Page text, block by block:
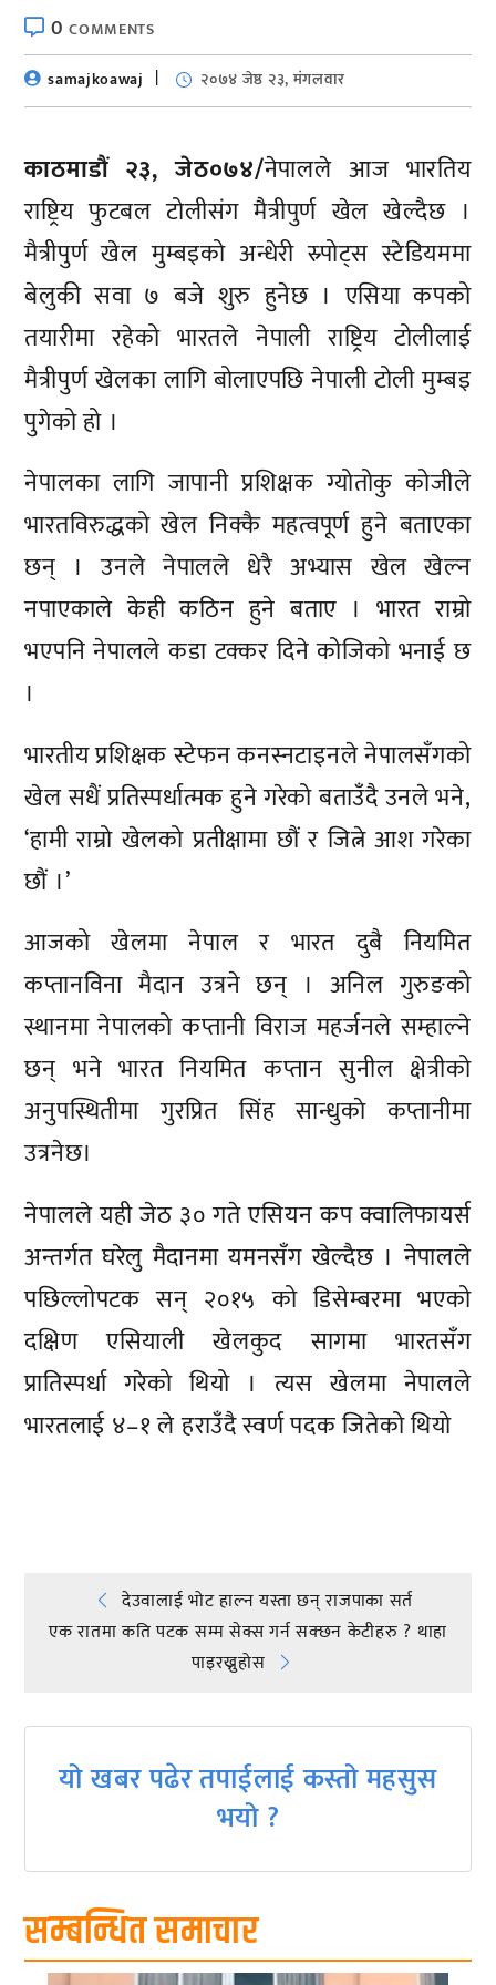
0COMMENTS
samajkoawaj
२०७४ जेष्ठ २३, मंगलवार
काठमाडौं २३, जेठ०७४/नेपालले आज भारतिय
राष्ट्रिय फुटबल टोलीसंग मैत्रीपुर्ण खेल खेल्दैछ ।
मैत्रीपुर्ण खेल मुम्बइको अन्धेरी स्र्पोट्स स्टेडियममा
बेलुकी सवा ७ बजे शुरु हुनेछ । एसिया कपको
तयारीमा रहेको भारतले नेपाली राष्ट्रिय टोलीलाई
मैत्रीपुर्ण खेलका लागि बोलाएपछि नेपाली टोली मुम्बइ
पुगेको हो ।
नेपालका लागि जापानी प्रशिक्षक ग्योतोकु कोजीले
भारतविरुद्धको खेल निक्कै महत्वपूर्ण हुने बताएका
छन् । उनले नेपालले धेरै अभ्यास खेल खेल्न
नपाएकाले केही कठिन हुने बताए । भारत राम्रो
भएपनि नेपालले कडा टक्कर दिने कोजिको भनाई छ
।
भारतीय प्रशिक्षक स्टेफन कनस्नटाइनले नेपालसँगको
खेल सधैं प्रतिस्पर्धात्मक हुने गरेको बताउँदै उनले भने,
‘हामी राम्रो खेलको प्रतीक्षामा छौं र जित्ने आश गरेका
छौं ।’
आजको खेलमा नेपाल र भारत दुबै नियमित
कप्तानविना मैदान उत्रने छन् । अनिल गुरुङको
स्थानमा नेपालको कप्तानी विराज महर्जनले सम्हाल्ने
छन् भने भारत नियमित कप्तान सुनील क्षेत्रीको
अनुपस्थितीमा गुरप्रित सिंह सान्धुकाे कप्तानीमा
उत्रनेछ।
नेपालले यही जेठ ३० गते एसियन कप क्वालिफायर्स
अन्तर्गत घरेलु मैदानमा यमनसँग खेल्दैछ । नेपालले
पछिल्लोपटक सन् २०१५ को डिसेम्बरमा भएको
दक्षिण एसियाली खेलकुद सागमा भारतसँग
प्रातिस्पर्धा गरेको थियो । त्यस खेलमा नेपालले
भारतलाई ४–१ ले हराउँदै स्वर्ण पदक जितेको थियो
Post
navigation
देउवालाई भोट हाल्न यस्ता छन् राजपाका सर्त
एक रातमा कति पटक सम्म सेक्स गर्न सक्छन केटीहरु ? थाहा
पाइरख्नुहोस
यो खबर पढेर तपाईलाई कस्तो महसुस
भयो ?
सम्बन्धित समाचार